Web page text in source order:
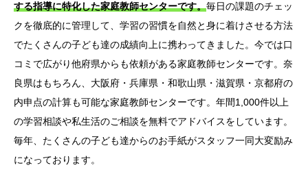
する指導に特化した家庭教師センターです。毎日の課題のチェッ
クを徹底的に管理して、学習の習慣を自然と身に着けさせる方法
でたくさんの子ども達の成績向上に携わってきました。今では口
コミで広がり他府県からも依頼がある家庭教師センターです。奈
良県はもちろん、大阪府・兵庫県・和歌山県・滋賀県・京都府の
内申点の計算も可能な家庭教師センターです。年間1,000件以上
の学習相談や私生活のご相談を無料でアドバイスをしています。
毎年、たくさんの子ども達からのお手紙がスタッフ一同大変励み
になっております。